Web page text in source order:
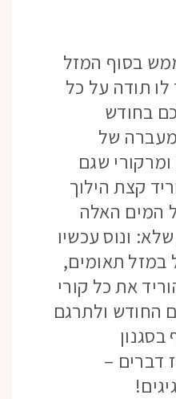
בסוף המזל
תודה על כל
בחודש
של
שגם
קצת הילוך
המים האלה
ונוס עכשיו
במזל תאומים,
את כל קורי
החודש ולתרגם
דברים –